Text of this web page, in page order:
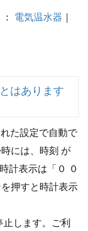
電気温水器 ｜
はあります
た設定で自動で
には、時刻 が
計表示は「０ ０
押すと時計表示
止します。ご利